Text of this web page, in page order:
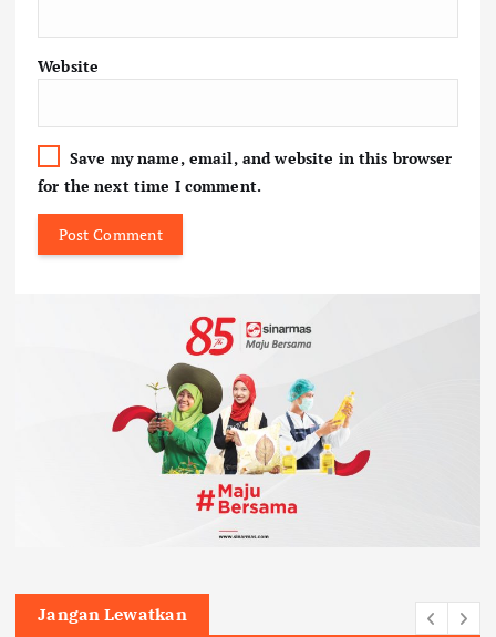
Website
Save my name, email, and website in this browser
for the next time I comment.
Jangan Lewatkan